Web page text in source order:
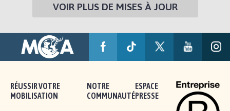
VOIR PLUS DE MISES À JOUR
RÉUSSIR VOTRE
MOBILISATION
NOTRE
COMMUNAUTÉ
ESPACE
PRESSE